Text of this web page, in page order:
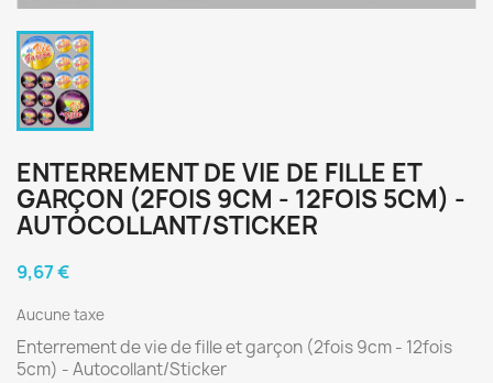
ENTERREMENT DE VIE DE FILLE ET
GARÇON (2FOIS 9CM - 12FOIS 5CM) -
AUTOCOLLANT/STICKER
9,67 €
Aucune taxe
Enterrement de vie de fille et garçon (2fois 9cm - 12fois
5cm) - Autocollant/Sticker